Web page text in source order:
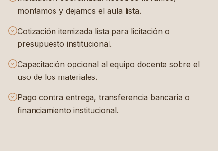
montamos y dejamos el aula lista.
Cotización itemizada lista para licitación o
presupuesto institucional.
Capacitación opcional al equipo docente sobre el
uso de los materiales.
Pago contra entrega, transferencia bancaria o
financiamiento institucional.